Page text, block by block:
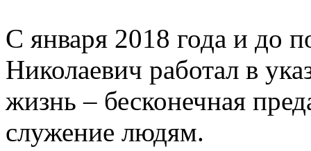
С января 2018 года и до
Николаевич работал в
жизнь – бесконечная
служение людям.